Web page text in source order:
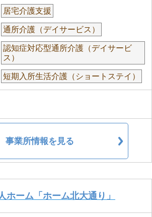
居宅介護支援
通所介護（デイサービス）
認知症対応型通所介護（デイサービ
ス）
短期入所生活介護（ショートステイ）
事業所情報を見る
ホーム「ホーム北大通り」